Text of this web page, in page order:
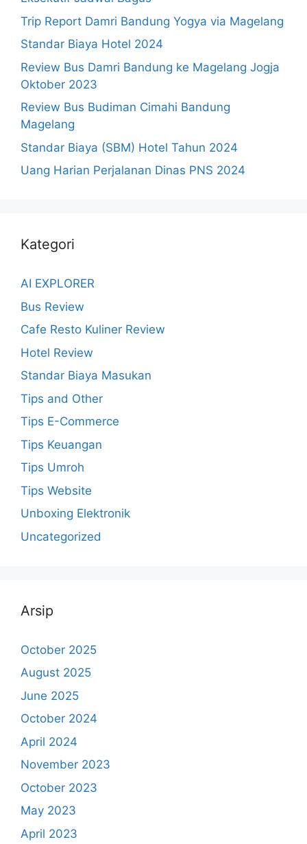
Trip Report Damri Bandung Yogya via Magelang
Standar Biaya Hotel 2024
Review Bus Damri Bandung ke Magelang Jogja
Oktober 2023
Review Bus Budiman Cimahi Bandung
Magelang
Standar Biaya (SBM) Hotel Tahun 2024
Uang Harian Perjalanan Dinas PNS 2024
Kategori
AI EXPLORER
Bus Review
Cafe Resto Kuliner Review
Hotel Review
Standar Biaya Masukan
Tips and Other
Tips E-Commerce
Tips Keuangan
Tips Umroh
Tips Website
Unboxing Elektronik
Uncategorized
Arsip
October 2025
August 2025
June 2025
October 2024
April 2024
November 2023
October 2023
May 2023
April 2023